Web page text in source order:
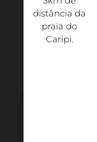
distância da
praia do
Caripi.​